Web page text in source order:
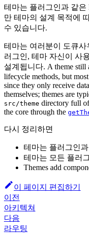
테마는 플러그인과 같은
만 테마의 설계 목적에
수 있습니다.
테마는 여러분이 도큐
러그인, 테마 자신이 사
설계됩니다. A theme still
lifecycle methods, but
since they only receive
themselves; themes are
src/theme directory full
the core through the
다시 정리하면
테마는 플러그인
테마는 모든 플러
Themes add
이 페이지 편집하기
이전
아키텍쳐
다음
라우팅